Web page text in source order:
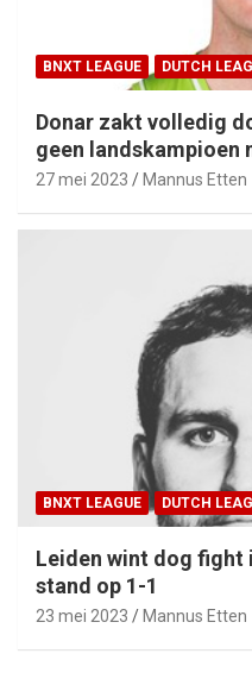
BNXT LEAGUE DUTCH
Donar zakt volledig
geen landskampioen
27 mei 2023 Mannus Etten
BNXT LEAGUE DUTCH
Leiden wint dog fight
stand op 1-1
23 mei 2023 Mannus Etten